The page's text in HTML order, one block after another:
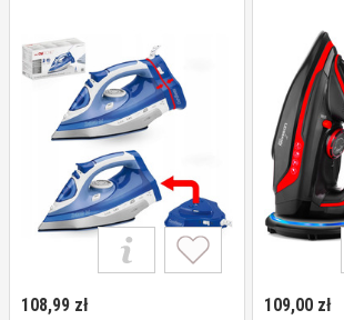
108,99 zł 109,00 zł